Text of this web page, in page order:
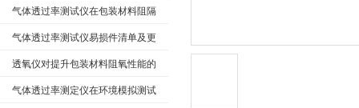
及标准物质的选择
气体透过率测试仪在包装材料阻隔
性评价中的试验流程
气体透过率测试仪易损件清单及更
换流程
透氧仪对提升包装材料阻氧性能的
影响气体透过率测定仪在环境模拟测试